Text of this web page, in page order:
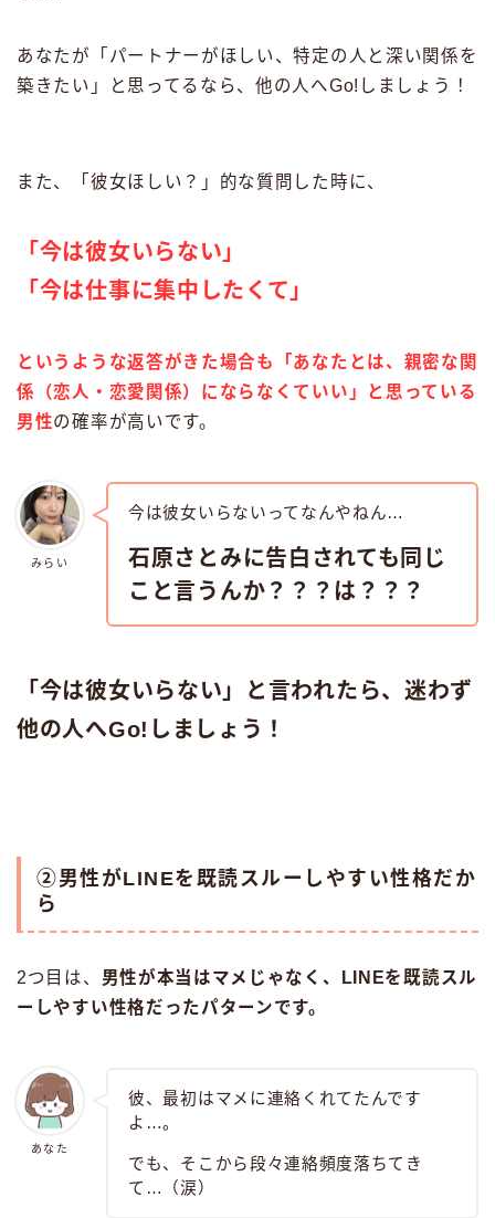
あなたが「パートナーがほしい、特定の人と深い関係を
築きたい」と思ってるなら、他の人へGo!しましょう！
また、「彼女ほしい？」的な質問した時に、
「今は彼女いらない」
「今は仕事に集中したくて」
というような返答がきた場合も「あなたとは、親密な関
係（恋人・恋愛関係）にならなくていい」と思っている
男性の確率が高いです。
みらい
今は彼女いらないってなんやねん…
石原さとみに告白されても同じ
こと言うんか？？？は？？？
「今は彼女いらない」と言われたら、迷わず
他の人へGo!しましょう！
②男性がLINEを既読スルーしやすい性格だか
ら
2つ目は、 男性が本当はマメじゃなく、LINEを既読スル
ーしやすい性格だったパターンです。
あなた
彼、最初はマメに連絡くれてたんです
よ…。
でも、そこから段々連絡頻度落ちてき
て…（涙）